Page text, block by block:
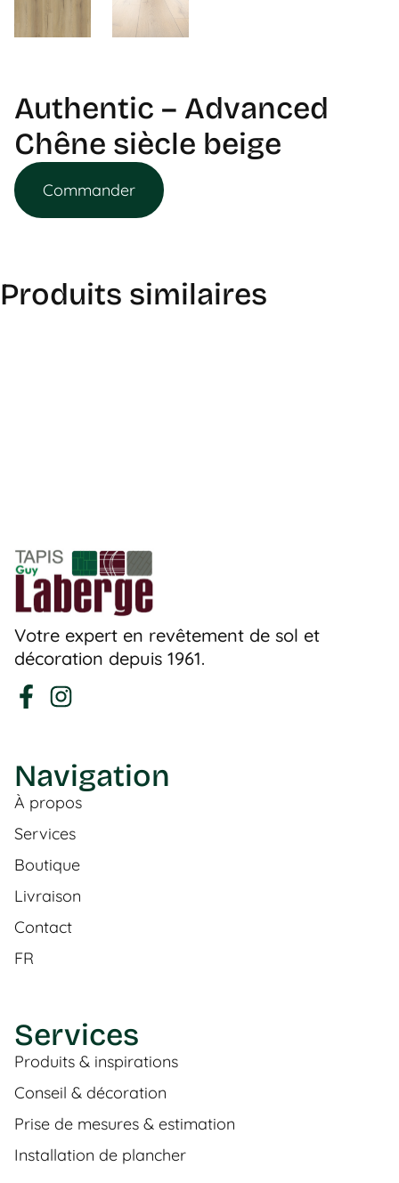
Authentic – Advanced
Chêne siècle beige
Commander
Produits similaires
Votre expert en revêtement de sol et
décoration depuis 1961.
Navigation
À propos
Services
Boutique
Livraison
Contact
FR
Services
Produits & inspirations
Conseil & décoration
Prise de mesures & estimation
Installation de plancher